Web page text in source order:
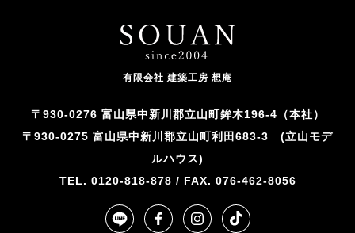
有限会社 建築工房 想庵
〒930-0276 富山県中新川郡立山町鉾木196-4（本社）
〒930-0275 富山県中新川郡立山町利田683-3 (立山モデ
ルハウス)
TEL. 0120-818-878 / FAX. 076-462-8056